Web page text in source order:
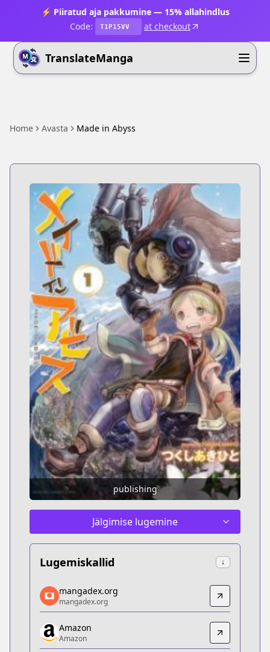
⚡ Piiratud aja pakkumine — 15% allahindlus
Code:
T1P15VV at checkout
TranslateManga
Home Avasta Made in Abyss
publishing
Jälgimise lugemine
Lugemiskallid ↓
mangadex.org
mangadex.org
https://mangadex.org/title/80422e14-b9ad-4fda-
Amazon
Amazon
mangadex.org
mangadex.org
Amazon
Amazon